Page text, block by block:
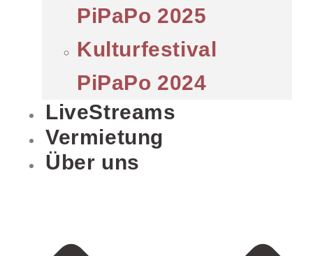
PiPaPo 2025
Kulturfestival
PiPaPo 2024
LiveStreams
Vermietung
Über uns